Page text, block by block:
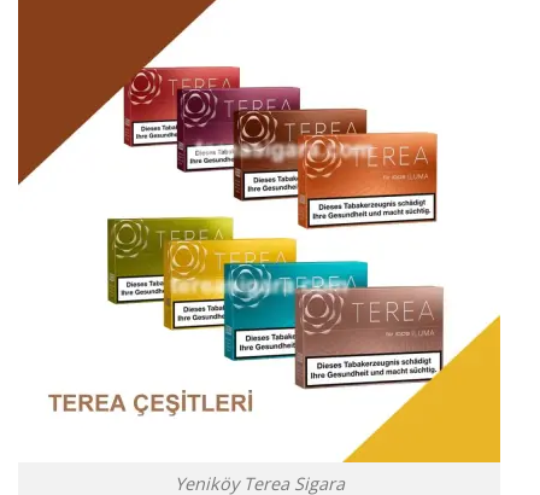
Yeniköy Terea Sigara